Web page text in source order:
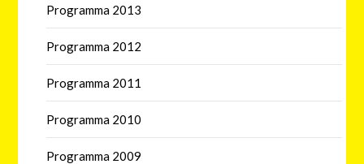
Programma 2013
Programma 2012
Programma 2011
Programma 2010
Programma 2009